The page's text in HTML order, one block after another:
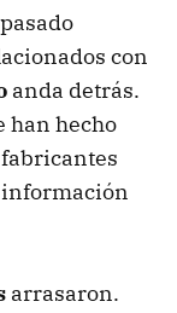
con
anda detrás.
han hecho
arrasaron.